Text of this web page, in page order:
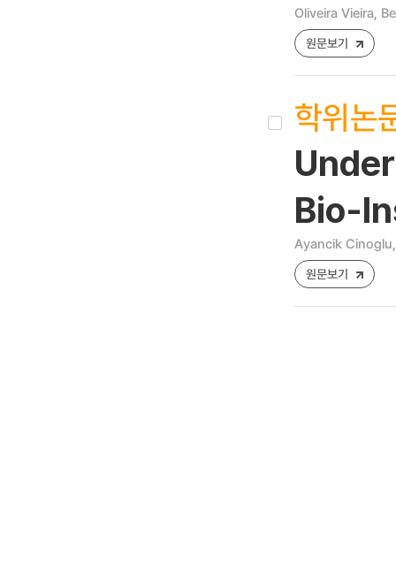
Oliveira Vieira,
원문보기
학위논
Bio-
Ayancik
원문보기